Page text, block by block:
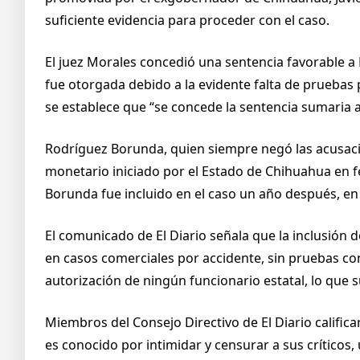
suficiente evidencia para proceder con el caso.
El juez Morales concedió una sentencia favorable
fue otorgada debido a la evidente falta de pruebas
se establece que “se concede la sentencia
Rodríguez Borunda, quien siempre negó las
monetario iniciado por el Estado de Chihuahua en
Borunda fue incluido en el caso un año después,
El comunicado de El Diario señala que la
en casos comerciales por accidente, sin pruebas
autorización de ningún funcionario estatal, lo que
Miembros del Consejo Directivo de El Diario
es conocido por intimidar y censurar a sus